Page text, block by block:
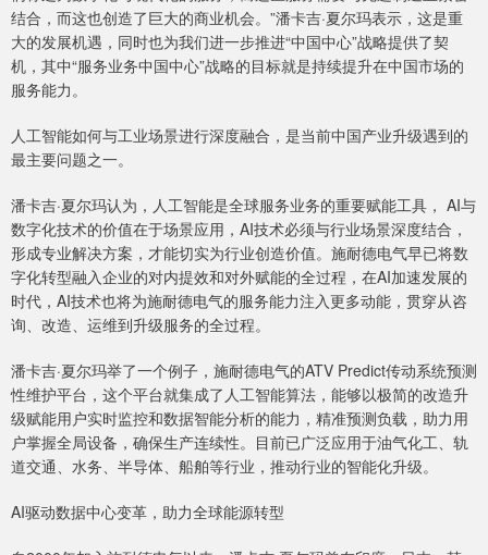
结合，而这也创造了巨大的商业机会。”潘卡吉·夏尔玛表示，这是重
大的发展机遇，同时也为我们进一步推进“中国中心”战略提供了契
机，其中“服务业务中国中心”战略的目标就是持续提升在中国市场的
服务能力。
人工智能如何与工业场景进行深度融合，是当前中国产业升级遇到的
最主要问题之一。
潘卡吉·夏尔玛认为，人工智能是全球服务业务的重要赋能工具， AI与
数字化技术的价值在于场景应用，AI技术必须与行业场景深度结合，
形成专业解决方案，才能切实为行业创造价值。施耐德电气早已将数
字化转型融入企业的对内提效和对外赋能的全过程，在AI加速发展的
时代，AI技术也将为施耐德电气的服务能力注入更多动能，贯穿从咨
询、改造、运维到升级服务的全过程。
潘卡吉·夏尔玛举了一个例子，施耐德电气的ATV Predict传动系统预测
性维护平台，这个平台就集成了人工智能算法，能够以极简的改造升
级赋能用户实时监控和数据智能分析的能力，精准预测负载，助力用
户掌握全局设备，确保生产连续性。目前已广泛应用于油气化工、轨
道交通、水务、半导体、船舶等行业，推动行业的智能化升级。
AI驱动数据中心变革，助力全球能源转型